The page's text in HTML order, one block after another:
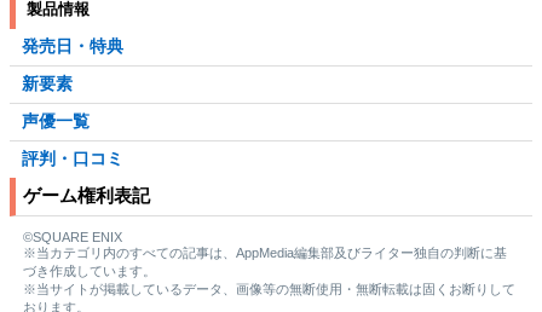
製品情報
発売日・特典
新要素
声優一覧
評判・口コミ
ゲーム権利表記
©SQUARE ENIX
※当カテゴリ内のすべての記事は、AppMedia編集部及びライター独自の判断に基
づき作成しています。
※当サイトが掲載しているデータ、画像等の無断使用・無断転載は固くお断りして
おります。